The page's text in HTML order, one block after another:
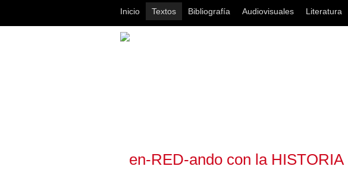
Inicio Textos Bibliografía Audiovisuales Literatura
en-RED-ando con la HISTORIA